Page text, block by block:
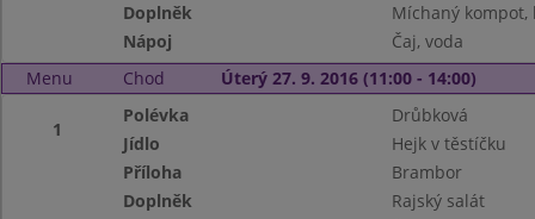
Doplněk
Míchaný kompot,
Nápoj
Čaj, voda
Menu
Chod Úterý 27. 9. 2016 (11:00 - 14:00)
1
Polévka
Drůbková
Jídlo
Hejk v těstíčku
Příloha
Brambor
Doplněk
Rajský salát